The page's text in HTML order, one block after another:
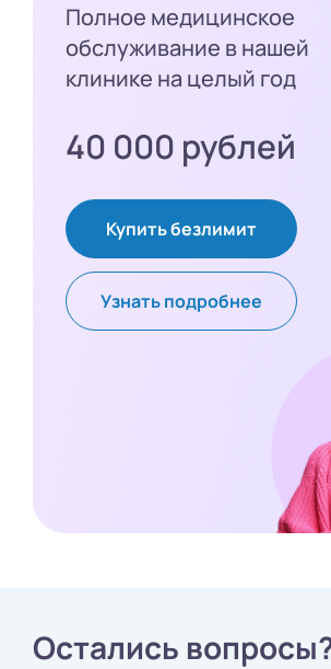
Полное медицинское
обслуживание в нашей
клинике на целый год
40 000 рублей
Купить безлимит
Узнать подробнее
Остались